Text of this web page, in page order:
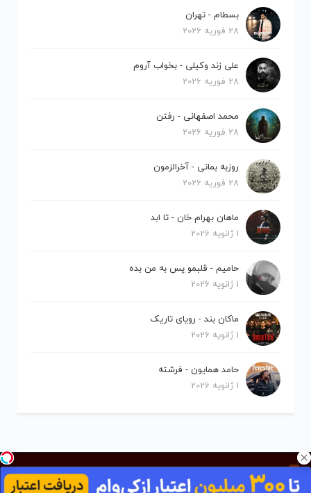
بسطام - تهران
28 فوریه 2026
علی زند وکیلی - بخواب آروم
28 فوریه 2026
محمد اصفهانی - رفتن
28 فوریه 2026
روزبه بمانی - آخرالزمون
28 فوریه 2026
ماهان بهرام خان - تا ابد
1 ژانویه 2026
حامیم - قلبمو پس به من بده
1 ژانویه 2026
ماکان بند - رویای تاریک
1 ژانویه 2026
حامد همایون - فرشته
1 ژانویه 2026
کلیه حقوق برای نیلو موزیک محفوظ است.